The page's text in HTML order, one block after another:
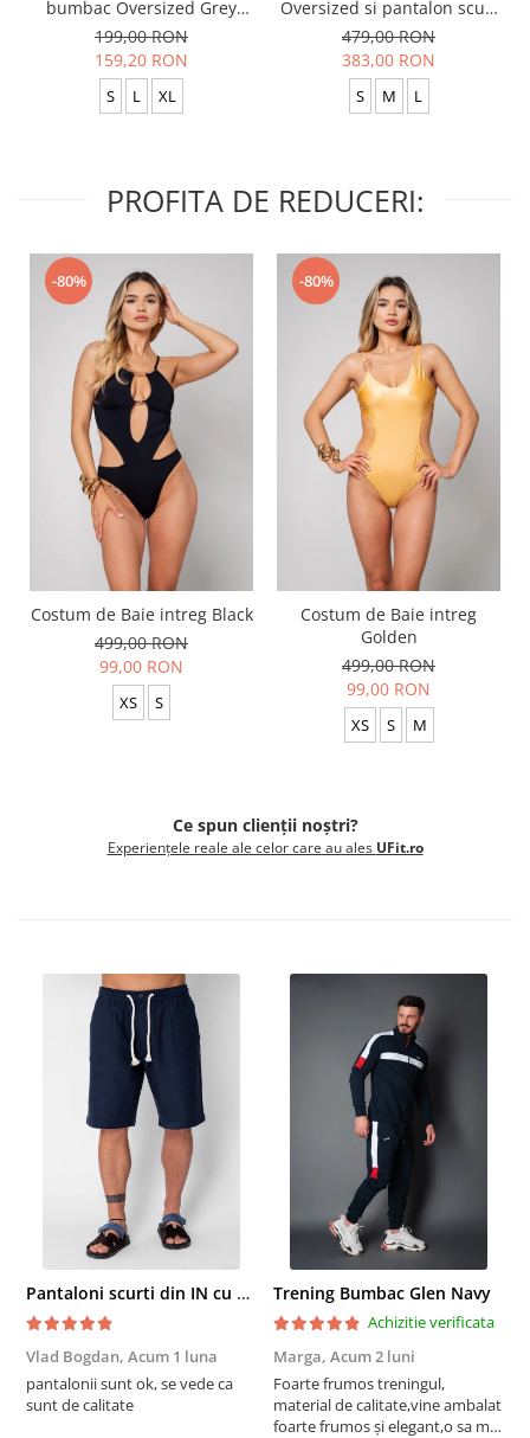
bumbac Oversized Grey
Anthracite
199,00 RON
159,20 RON
S L XL
Oversized si pantalon scurt
Baggy Black
479,00 RON
383,00 RON
S M L
PROFITA DE REDUCERI:
-80%
Costum de Baie intreg Black
499,00 RON
99,00 RON
XS S
-80%
Costum de Baie intreg
Golden
499,00 RON
99,00 RON
XS S M
Ce spun clienții noștri?
Experiențele reale ale celor care au ales UFit.ro
Pantaloni scurti din IN cu nasture si snur Navy
Vlad Bogdan, Acum 1 luna
pantalonii sunt ok, se vede ca
sunt de calitate
Trening Bumbac Glen Navy
Achizitie verificata
Marga, Acum 2 luni
Foarte frumos treningul,
material de calitate,vine ambalat
foarte frumos și elegant,o sa mai